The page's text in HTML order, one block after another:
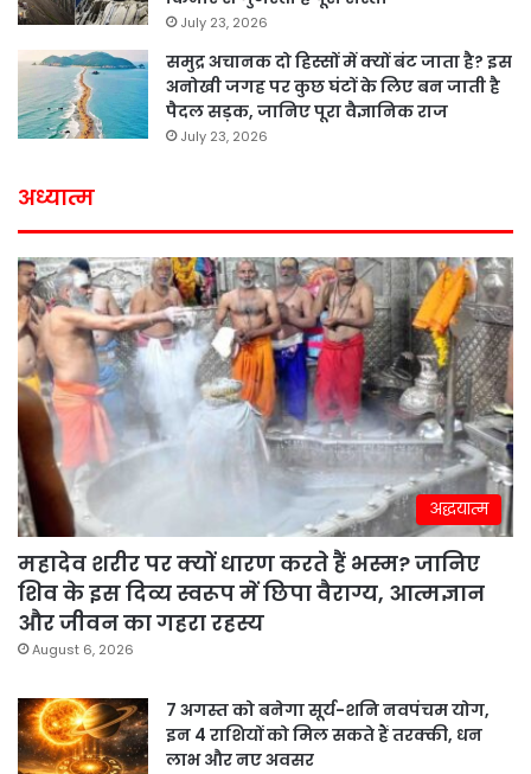
July 23, 2026
समुद्र अचानक दो हिस्सों में क्यों बंट जाता है? इस
अनोखी जगह पर कुछ घंटों के लिए बन जाती है
पैदल सड़क, जानिए पूरा वैज्ञानिक राज
July 23, 2026
अध्यात्म
अद्धयात्म
महादेव शरीर पर क्यों धारण करते हैं भस्म? जानिए
शिव के इस दिव्य स्वरूप में छिपा वैराग्य, आत्मज्ञान
और जीवन का गहरा रहस्य
August 6, 2026
7 अगस्त को बनेगा सूर्य-शनि नवपंचम योग,
इन 4 राशियों को मिल सकते हैं तरक्की, धन
लाभ और नए अवसर